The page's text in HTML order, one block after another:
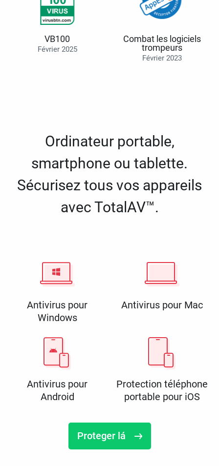
VB100
Février 2025
Combat les logiciels
trompeurs
Février 2023
Ordinateur portable,
smartphone ou tablette.
Sécurisez tous vos appareils
avec TotalAV™.
Antivirus pour
Windows
Antivirus pour Mac
Antivirus pour
Android
Protection téléphone
portable pour iOS
Proteger lá